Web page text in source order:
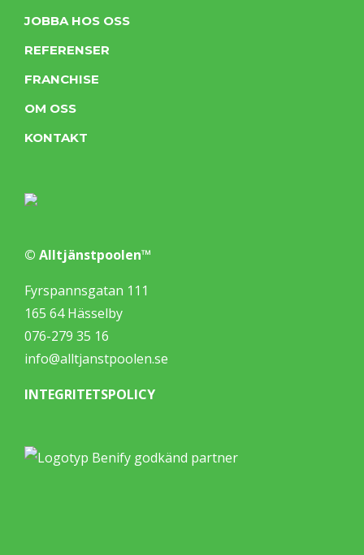
JOBBA HOS OSS
REFERENSER
FRANCHISE
OM OSS
KONTAKT
© Alltjänstpoolen™
Fyrspannsgatan 111
165 64 Hässelby
076-279 35 16
info@alltjanstpoolen.se
INTEGRITETSPOLICY